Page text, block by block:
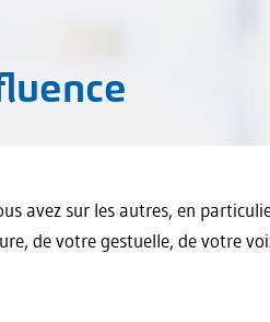
avez sur les autres, en
de votre gestuelle, de votre